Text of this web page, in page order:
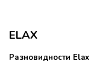
ELAX
Разновидности Elax